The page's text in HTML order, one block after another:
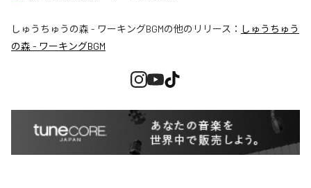
しゅうちゅうの森 - ワーキングBGMの他のリリース： しゅうちゅう
の森 - ワーキングBGM